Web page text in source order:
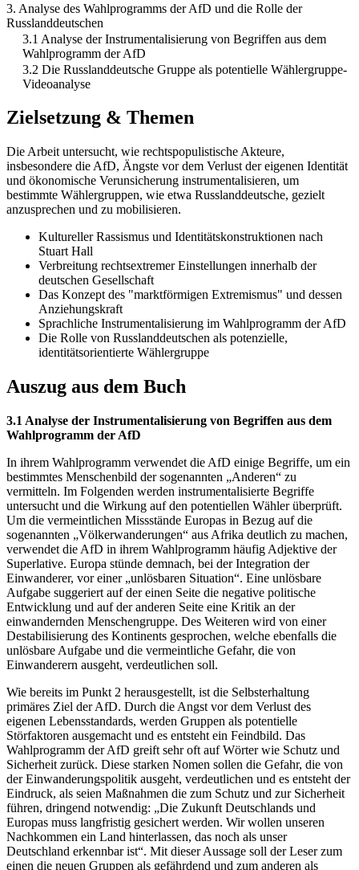
3. Analyse des Wahlprogramms der AfD und die Rolle der
Russlanddeutschen
3.1 Analyse der Instrumentalisierung von Begriffen aus dem
Wahlprogramm der AfD
3.2 Die Russlanddeutsche Gruppe als potentielle Wählergruppe-
Videoanalyse
Zielsetzung & Themen
Die Arbeit untersucht, wie rechtspopulistische Akteure,
insbesondere die AfD, Ängste vor dem Verlust der eigenen Identität
und ökonomische Verunsicherung instrumentalisieren, um
bestimmte Wählergruppen, wie etwa Russlanddeutsche, gezielt
anzusprechen und zu mobilisieren.
Kultureller Rassismus und Identitätskonstruktionen nach
Stuart Hall
Verbreitung rechtsextremer Einstellungen innerhalb der
deutschen Gesellschaft
Das Konzept des "marktförmigen Extremismus" und dessen
Anziehungskraft
Sprachliche Instrumentalisierung im Wahlprogramm der AfD
Die Rolle von Russlanddeutschen als potenzielle,
identitätsorientierte Wählergruppe
Auszug aus dem Buch
3.1 Analyse der Instrumentalisierung von Begriffen aus dem
Wahlprogramm der AfD
In ihrem Wahlprogramm verwendet die AfD einige Begriffe, um ein
bestimmtes Menschenbild der sogenannten „Anderen“ zu
vermitteln. Im Folgenden werden instrumentalisierte Begriffe
untersucht und die Wirkung auf den potentiellen Wähler überprüft.
Um die vermeintlichen Missstände Europas in Bezug auf die
sogenannten „Völkerwanderungen“ aus Afrika deutlich zu machen,
verwendet die AfD in ihrem Wahlprogramm häufig Adjektive der
Superlative. Europa stünde demnach, bei der Integration der
Einwanderer, vor einer „unlösbaren Situation“. Eine unlösbare
Aufgabe suggeriert auf der einen Seite die negative politische
Entwicklung und auf der anderen Seite eine Kritik an der
einwandernden Menschengruppe. Des Weiteren wird von einer
Destabilisierung des Kontinents gesprochen, welche ebenfalls die
unlösbare Aufgabe und die vermeintliche Gefahr, die von
Einwanderern ausgeht, verdeutlichen soll.
Wie bereits im Punkt 2 herausgestellt, ist die Selbsterhaltung
primäres Ziel der AfD. Durch die Angst vor dem Verlust des
eigenen Lebensstandards, werden Gruppen als potentielle
Störfaktoren ausgemacht und es entsteht ein Feindbild. Das
Wahlprogramm der AfD greift sehr oft auf Wörter wie Schutz und
Sicherheit zurück. Diese starken Nomen sollen die Gefahr, die von
der Einwanderungspolitik ausgeht, verdeutlichen und es entsteht der
Eindruck, als seien Maßnahmen die zum Schutz und zur Sicherheit
führen, dringend notwendig: „Die Zukunft Deutschlands und
Europas muss langfristig gesichert werden. Wir wollen unseren
Nachkommen ein Land hinterlassen, das noch als unser
Deutschland erkennbar ist“. Mit dieser Aussage soll der Leser zum
einen die neuen Gruppen als gefährdend und zum anderen als